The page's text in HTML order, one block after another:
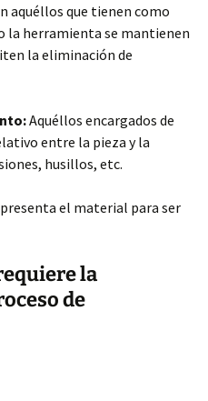
aquéllos que tienen como
la herramienta se mantienen
la eliminación de
Aquéllos encargados de
entre la pieza y la
husillos, etc.
el material para ser
la
de